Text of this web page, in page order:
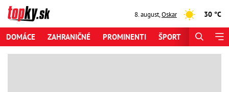
8. august,Oskar 30 °C
DOMÁCE ZAHRANIČNÉ PROMINENTI ŠPORT